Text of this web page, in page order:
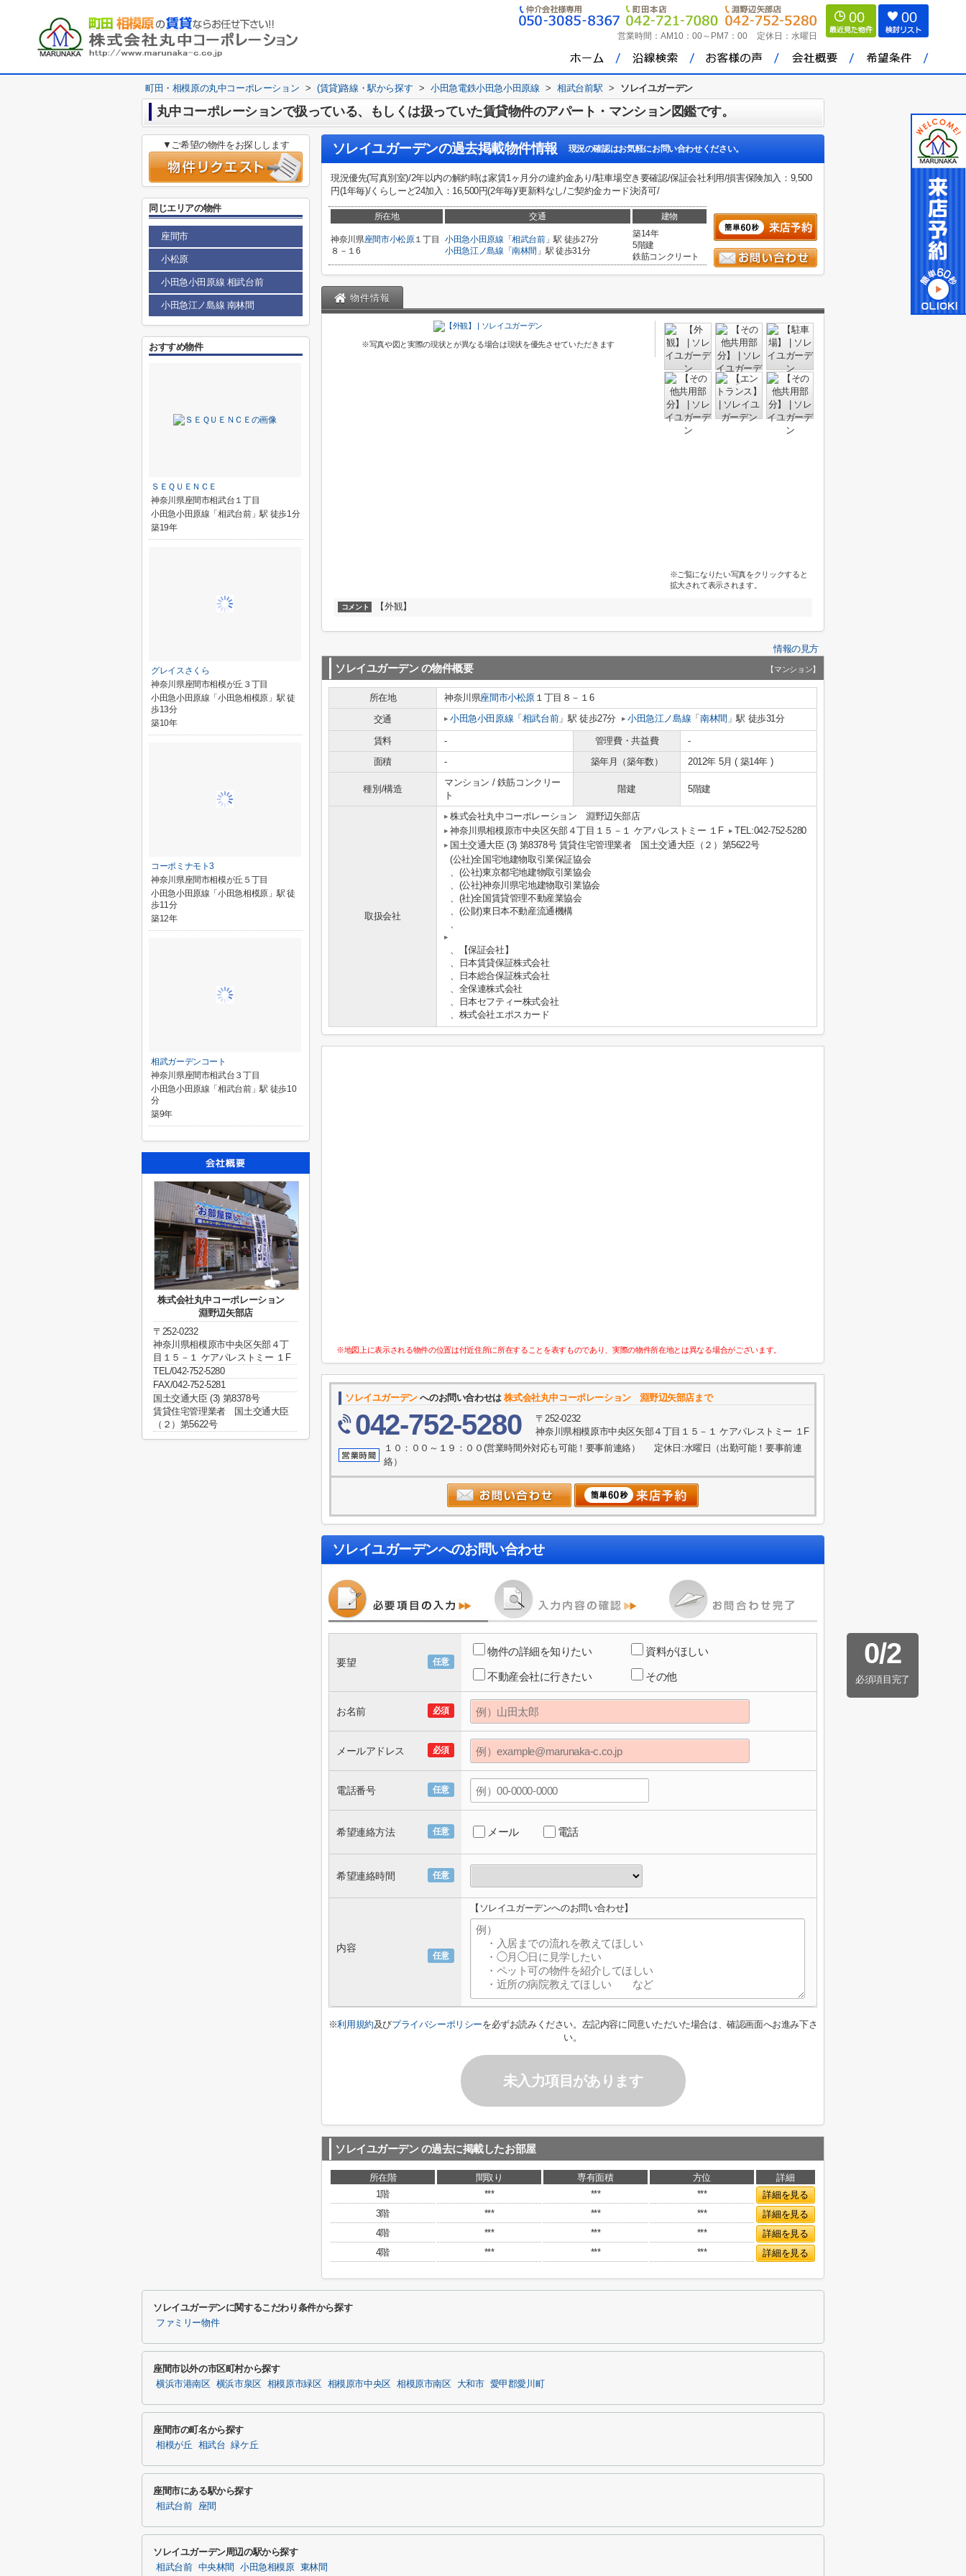
営業時間： AM10：00～PM7：00 定休日： 水曜日
00 00
町田・相模原の丸中コーポレーション > (賃貸)路線・駅から探す > 小田急電鉄小田急小田原線 > 相武台前駅 > ソレイユガーデン
丸中コーポレーションで扱っている、もしくは扱っていた賃貸物件のアパート・マンション図鑑です。
ソレイユガーデンの過去掲載物件情報 現況の確認はお気軽にお問い合わせください。
現況優先(写真別室)/2年以内の解約時は家賃1ヶ月分の違約金あり/駐車場空き要確認/保証会社利用/損害保険加入：9,500
円(1年毎)/くらしーど24加入：16,500円(2年毎)/更新料なし/ご契約金カード決済可/
所在地 交通 建物
神奈川県座間市小松原１丁目
８－１6
小田急小田原線 「相武台前」駅 徒歩27分
小田急江ノ島線 「南林間 」駅 徒歩31分
築14年
5階建
鉄筋コンクリート
物件情報
※写真や図と実際の現状とが異なる場合は現状を優先させていただきます
※ご覧になりたい写真をクリックすると
拡大されて表示されます。
コメント 【外観】
情報の見方
ソレイユガーデン の物件概要 【マンション】
所在地 神奈川県座間市小松原 １丁目８－１6
交通
小田急小田原線 「 相武台前」駅 徒歩27分 小田急江ノ島線 「 南林間 」駅 徒歩31分
賃料 - 管理費・共益費
-
面積
- 築年月（築年数） 2012年 5月 ( 築14年 )
種別/構造
マンション / 鉄筋コンクリー
ト
階建 5階建
取扱会社
株式会社丸中コーポレーション 淵野辺矢部店
神奈川県相模原市中央区矢部４丁目１５－１ ケアパレストミー １F
TEL:042-752-5280
国土交通大臣 (3) 第8378号 賃貸住宅管理業者 国土交通大臣（２）第5622号
(公社)全国宅地建物取引業保証協会
、(公社)東京都宅地建物取引業協会
、(公社)神奈川県宅地建物取引業協会
、(社)全国賃貸管理不動産業協会
、(公財)東日本不動産流通機構
、
、【保証会社】
、日本賃貸保証株式会社
、日本総合保証株式会社
、全保連株式会社
、日本セフティー株式会社
、株式会社エポスカード
※地図上に表示される物件の位置は付近住所に所在することを表すものであり、実際の物件所在地とは異なる場合がございます。
ソレイユガーデンへのお問い合わせは株式会社丸中コーポレーション 淵野辺矢部店まで
042-752-5280
〒252-0232
神奈川県相模原市中央区矢部４丁目１５－１ ケアパレストミー １F
１０：００～１９：００(営業時間外対応も可能！要事前連絡） 定休日:水曜日（出勤可能！要事前連
絡）
ソレイユガーデンへのお問い合わせ
0/2
必須項目完了
任意
要望
物件の詳細を知りたい 資料がほしい
不動産会社に行きたい その他
必須
お名前
必須
メールアドレス
任意
電話番号
任意
希望連絡方法 メール 電話
任意
希望連絡時間
任意
内容
【ソレイユガーデンへのお問い合わせ】
※利用規約及びプライバシーポリシーを必ずお読みください。左記内容に同意いただいた場合は、確認画面へお進み下さ
い。
未入力項目があります
ソレイユガーデン の過去に掲載したお部屋
所在階 間取り 専有面積 方位
詳細
1階
*** *** ***
詳細を見る
3階
*** *** ***
詳細を見る
4階
*** *** ***
詳細を見る
4階
*** *** *** 詳細を見る
▼ご希望の物件をお探しします
同じエリアの物件
座間市
小松原
小田急小田原線 相武台前
小田急江ノ島線 南林間
おすすめ物件
ＳＥＱＵＥＮＣＥ
神奈川県座間市相武台１丁目
小田急小田原線「相武台前」駅 徒歩1分
築19年
グレイスさくら
神奈川県座間市相模が丘３丁目
小田急小田原線「小田急相模原」駅 徒
歩13分
築10年
コーポミナモト3
神奈川県座間市相模が丘５丁目
小田急小田原線「小田急相模原」駅 徒
歩11分
築12年
相武ガーデンコート
神奈川県座間市相武台３丁目
小田急小田原線「相武台前」駅 徒歩10
分
築9年
株式会社丸中コーポレーション
淵野辺矢部店
〒252-0232
神奈川県相模原市中央区矢部４丁
目１５－１ ケアパレストミー １F
TEL/042-752-5280
FAX/042-752-5281
国土交通大臣 (3) 第8378号
賃貸住宅管理業者 国土交通大臣
（２）第5622号
ソレイユガーデンに関するこだわり条件から探す
ファミリー物件
座間市以外の市区町村から探す
横浜市港南区 横浜市泉区 相模原市緑区 相模原市中央区 相模原市南区 大和市 愛甲郡愛川町
座間市の町名から探す
相模が丘 相武台 緑ケ丘
座間市にある駅から探す
相武台前 座間
ソレイユガーデン周辺の駅から探す
相武台前 中央林間 小田急相模原 東林間